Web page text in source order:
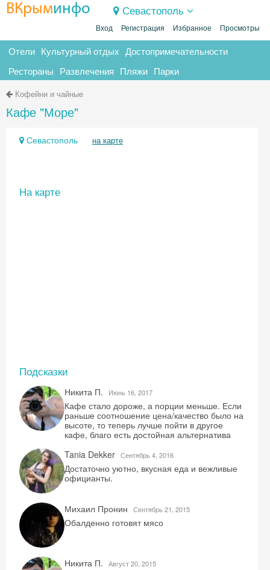
ВКрыминфо Севастополь
Вход Регистрация Избранное Просмотры
Отели Культурный отдых Достопримечательности
Рестораны Развлечения Пляжи Парки
Кофейни и чайные
Кафе "Море"
Севастополь на карте
На карте
Подсказки
Никита П. Июнь 16, 2017
Кафе стало дороже, а порции меньше. Если
раньше соотношение цена/качество было на
высоте, то теперь лучше пойти в другое
кафе, благо есть достойная альтернатива
Tania Dekker Сентябрь 4, 2016
Достаточно уютно, вкусная еда и вежливые
официанты.
Михаил Пронин Сентябрь 21, 2015
Обалденно готовят мясо
Никита П. Август 20, 2015